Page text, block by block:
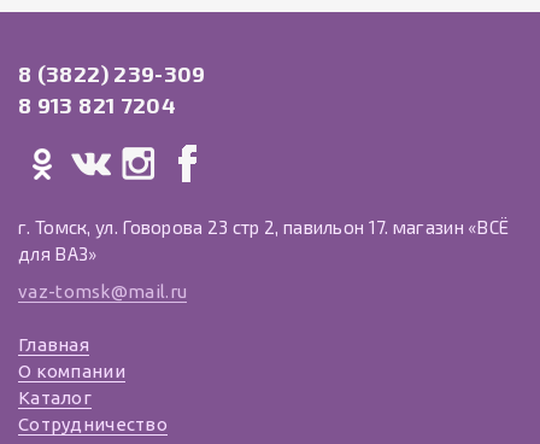
8 (3822) 239-309
8 913 821 7204
г. Томск, ул. Говорова 23 стр 2, павильон 17. магазин «ВСЁ
для ВАЗ»
vaz-tomsk@mail.ru
Главная
О компании
Каталог
Сотрудничество